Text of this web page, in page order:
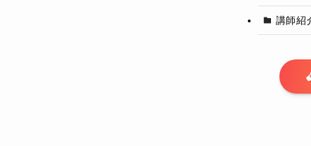
講師紹